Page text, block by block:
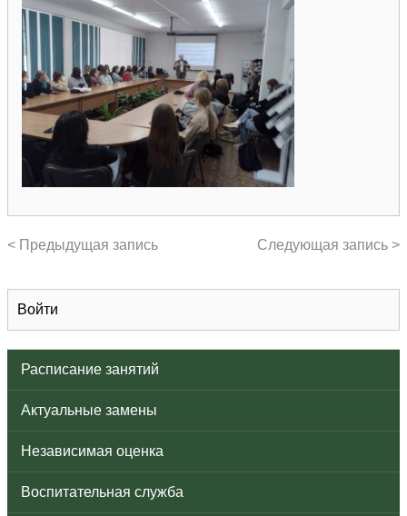
Войти
Расписание занятий
Актуальные замены
Независимая оценка
Воспитательная служба
< Предыдущая запись Следующая запись >